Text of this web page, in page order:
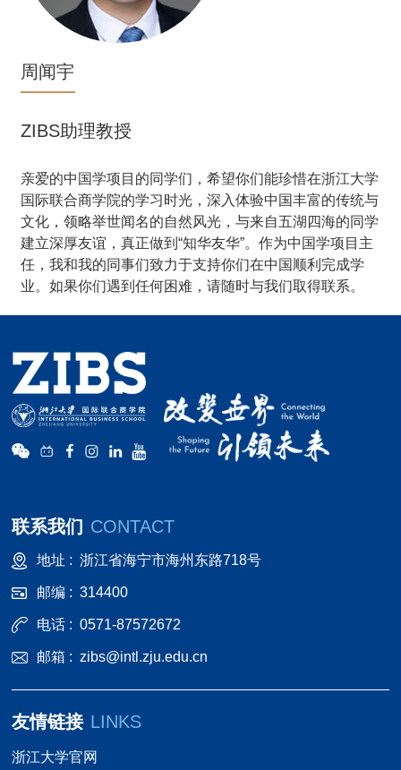
周闻宇
ZIBS助理教授
亲爱的中国学项目的同学们，希望你们能珍惜在浙江大学
国际联合商学院的学习时光，深入体验中国丰富的传统与
文化，领略举世闻名的自然风光，与来自五湖四海的同学
建立深厚友谊，真正做到“知华友华”。作为中国学项目主
任，我和我的同事们致力于支持你们在中国顺利完成学
业。如果你们遇到任何困难，请随时与我们取得联系。
联系我们 CONTACT
地址 :浙江省海宁市海州东路718号
邮编 :314400
电话 :0571-87572672
邮箱 :zibs@intl.zju.edu.cn
友情链接 LINKS
浙江大学官网